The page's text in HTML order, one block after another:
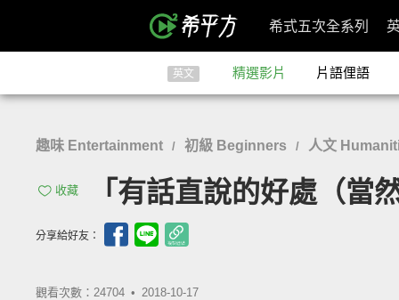
希式五次全系列
英文 精選影片 片語俚語
趣味 Entertainment / 初級 Beginners / 人文
收藏 「有話直說的好處（
分享給好友：
觀看次數：24704 • 2018-10-17